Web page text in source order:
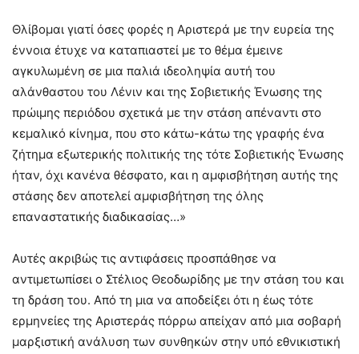
Θλίβομαι γιατί όσες φορές η Αριστερά με την ευρεία της
έννοια έτυχε να καταπιαστεί με το θέμα έμεινε
αγκυλωμένη σε μια παλιά ιδεοληψία αυτή του
αλάνθαστου του Λένιν και της Σοβιετικής Ένωσης της
πρώιμης περιόδου σχετικά με την στάση απέναντι στο
κεμαλικό κίνημα, που στο κάτω-κάτω της γραφής ένα
ζήτημα εξωτερικής πολιτικής της τότε Σοβιετικής Ένωσης
ήταν, όχι κανένα θέσφατο, και η αμφισβήτηση αυτής της
στάσης δεν αποτελεί αμφισβήτηση της όλης
επαναστατικής διαδικασίας…»
Αυτές ακριβώς τις αντιφάσεις προσπάθησε να
αντιμετωπίσει ο Στέλιος Θεοδωρίδης με την στάση του και
τη δράση του. Από τη μια να αποδείξει ότι η έως τότε
ερμηνείες της Αριστεράς πόρρω απείχαν από μια σοβαρή
μαρξιστική ανάλυση των συνθηκών στην υπό εθνικιστική